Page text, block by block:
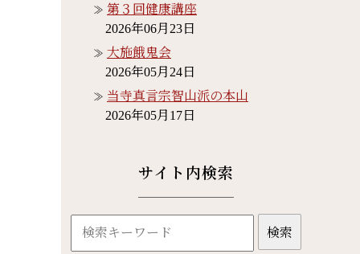
第３回健康講座
2026年06月23日
大施餓鬼会
2026年05月24日
当寺真言宗智山派の本山
2026年05月17日
サイト内検索